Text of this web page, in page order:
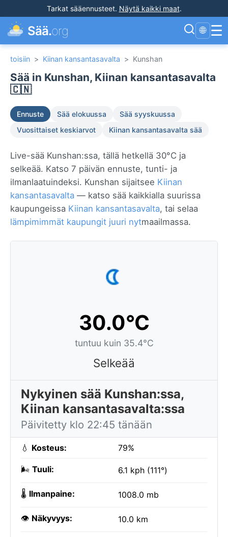
Tarkat sääennusteet. Näytä kaikki maat.
Sää.org 🌐 ☰
toisiin > Kiinan kansantasavalta > Kunshan
Sää in Kunshan, Kiinan kansantasavalta
🇨🇳
Ennuste Sää elokuussa
Sää syyskuussa
Vuosittaiset keskiarvot
Kiinan kansantasavalta sää
Live-sää Kunshan:ssa, tällä hetkellä 30°C ja
selkeää. Katso 7 päivän ennuste, tunti- ja
ilmanlaatuindeksi. Kunshan sijaitsee Kiinan
kansantasavalta — katso sää kaikkialla suurissa
kaupungeissa Kiinan kansantasavalta, tai selaa
lämpimimmät kaupungit juuri nytmaailmassa.
30.0°C
tuntuu kuin 35.4°C
Selkeää
Nykyinen sää Kunshan:ssa,
Kiinan kansantasavalta:ssa
Päivitetty klo 22:45 tänään
💧 Kosteus: 79%
🌬️ Tuuli: 6.1 kph (111°)
🌡️ Ilmanpaine: 1008.0 mb
👁️ Näkyvyys: 10.0 km